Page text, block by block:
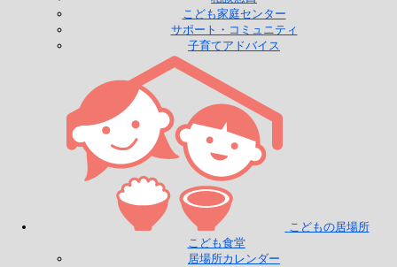
こども家庭センター
サポート・コミュニティ
子育てアドバイス
こどもの居場所
こども食堂
居場所カレンダー